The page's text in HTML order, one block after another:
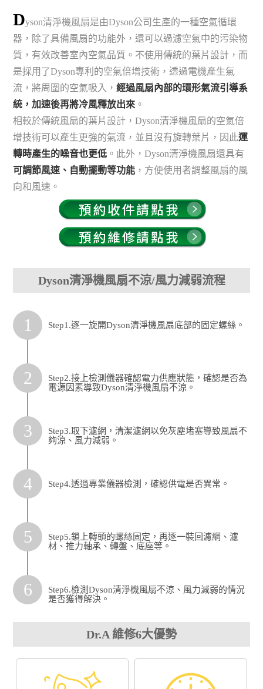
Dyson清淨機風扇是由Dyson公司生產的一種空氣循環
器，除了具備風扇的功能外，還可以過濾空氣中的污染物
質，有效改善室內空氣品質。不使用傳統的葉片設計，而
是採用了Dyson專利的空氣倍增技術，透過電機產生氣
流，將周圍的空氣吸入，經過風扇內部的環形氣流引導系
統，加速後再將冷風釋放出來 。
相較於傳統風扇的葉片設計，Dyson清淨機風扇的空氣倍
增技術可以產生更強的氣流，並且沒有旋轉葉片，因此運
轉時產生的噪音也更低 。此外，Dyson清淨機風扇還具有
可調節風速、自動擺動等功能 ，方便使用者調整風扇的風
向和風速。
Dyson清淨機風扇不涼/風力減弱流程
1 Step1.逐一旋開Dyson清淨機風扇底部的固定螺絲。
2
Step2.接上檢測儀器確認電力供應狀態，確認是否為
電源因素導致Dyson清淨機風扇不涼。
3
Step3.取下濾網，清潔濾網以免灰塵堵塞導致風扇不
夠涼、風力減弱。
4 Step4.透過專業儀器檢測，確認供電是否異常。
5
Step5.鎖上轉頭的螺絲固定，再逐一裝回濾網、濾
材、推力軸承、轉盤、底座等。
6
Step6.檢測Dyson清淨機風扇不涼、風力減弱的情況
是否獲得解決。
Dr.A 維修6大優勢